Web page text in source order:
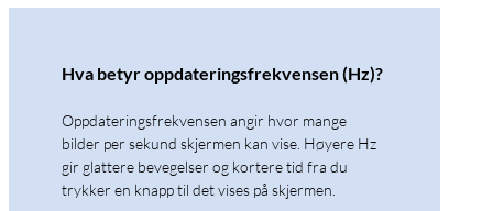
Hva betyr oppdateringsfrekvensen (Hz)?
Oppdateringsfrekvensen angir hvor mange
bilder per sekund skjermen kan vise. Høyere Hz
gir glattere bevegelser og kortere tid fra du
trykker en knapp til det vises på skjermen.